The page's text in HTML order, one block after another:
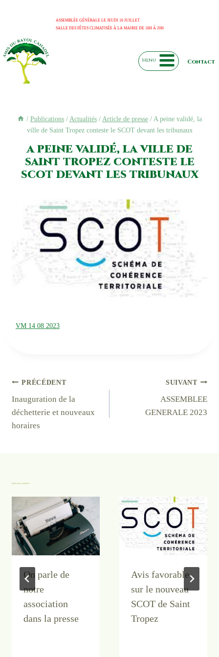
ASSEMBLÉE GÉNÉRALE LE JEUDI 16 JUILLET
SALLE DES FÊTES CLIMATISÉE À LA MAIRIE DE 18H À 20H
Menu Contact
/ Publications / Actualités / Article de presse / A peine validé, la
ville de Saint Tropez conteste le SCOT devant les tribunaux
a peine validé, la ville de
saint tropez conteste le
scot devant les tribunaux
VM 14 08 2023
Navigation
de
l’article
PRÉCÉDENT
Inauguration de la
déchetterie et nouveaux
horaires
SUIVANT
ASSEMBLEE
GENERALE 2023
publications similaires
On parle de
notre
association
dans la presse
Avis favorable
sur le nouveau
SCOT de Saint
Tropez